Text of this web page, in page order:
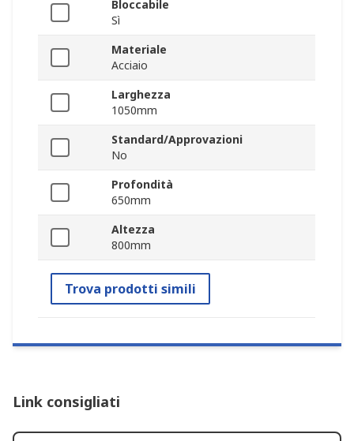
Bloccabile
Sì
Materiale
Acciaio
Larghezza
1050mm
Standard/Approvazioni
No
Profondità
650mm
Altezza
800mm
Trova prodotti simili
Link consigliati